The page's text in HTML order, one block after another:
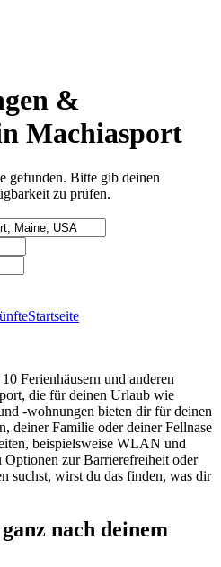
&
Machiasport
gefunden. Bitte gib deinen
zu prüfen.
Startseite
Ferienhäusern und anderen
die für deinen Urlaub wie
-wohnungen bieten dir für deinen
deiner Familie oder deiner Fellnase
beispielsweise WLAN und
zur Barrierefreiheit oder
suchst, wirst du das finden, was dir
nach deinem